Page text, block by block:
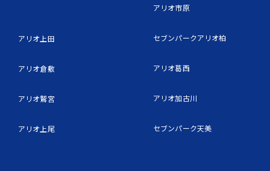
アリオ上田
アリオ倉敷
アリオ鷲宮
アリオ上尾
アリオ市原
セブンパークアリオ柏
アリオ葛西
アリオ加古川
セブンパーク天美